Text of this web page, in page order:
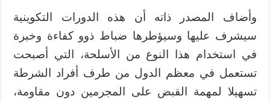
وأضاف المصدر ذاته أن هذه الدورات التكوينية
سيشرف عليها وسيؤطرها ضباط ذوو كفاءة وخبرة
في استخدام هذا النوع من الأسلحة، التي أصبحت
تستعمل في معظم الدول من طرف أفراد الشرطة
تسهيلا لمهمة القبض على المجرمين دون مقاومة،